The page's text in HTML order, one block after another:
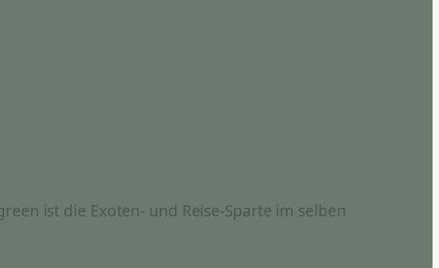
ist die Exoten- und Reise-Sparte im selben